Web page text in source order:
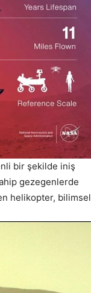
bir şekilde iniş
gezegenlerde
helikopter, bilimsel